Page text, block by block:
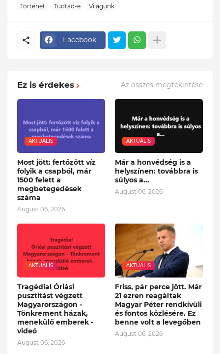
Történet
Tudtad-e Világunk
Facebook
Ez is érdekes Az összes megtekintése
AKTUÁLIS
Most jött: fertőzött víz
folyik a csapból, már
1500 felett a
megbetegedések
száma
August 06, 2026
AKTUÁLIS
Már a honvédség is a
helyszínen: továbbra is
súlyos a...
August 06, 2026
AKTUÁLIS
Tragédia! Óriási
pusztítást végzett
Magyarországon -
Tönkrement házak,
menekülő emberek -
videó
August 06, 2026
AKTUÁLIS
Friss, pár perce jött. Már
21 ezren reagáltak
Magyar Péter rendkívüli
és fontos közlésére. Ez
benne volt a levegőben
August 06, 2026